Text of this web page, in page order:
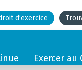
d’exercice
Exercer au